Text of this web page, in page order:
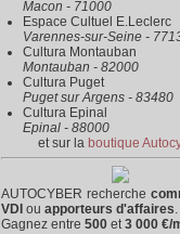
Macon - 71000
Espace Cultuel E.Leclerc
Varennes-sur-Seine -
Cultura Montauban
Montauban - 82000
Cultura Puget
Puget sur Argens - 83480
Cultura Epinal
Epinal - 88000
et sur la boutique
AUTOCYBER recherche
VDI ou apporteurs d'affaires.
Gagnez entre 500 et3 000 €/